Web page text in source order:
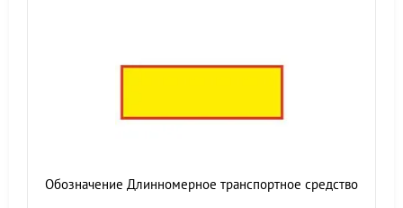
Обозначение Длинномерное транспортное средство